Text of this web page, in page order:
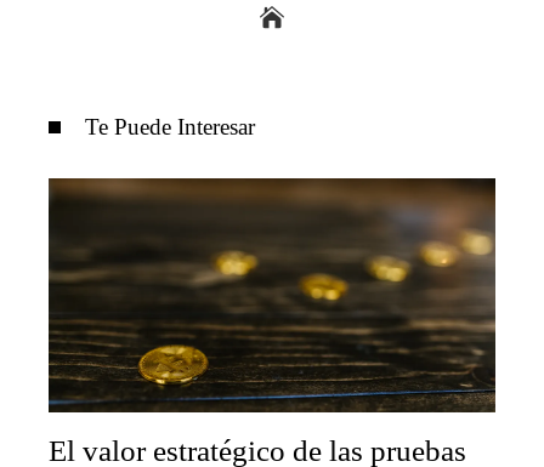
Te Puede Interesar
El valor estratégico de las pruebas